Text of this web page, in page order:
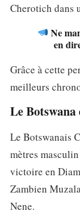
Cherotich dans
Ne
en
Grâce à cette
meilleurs
Le
Le Botswanais
mètres
victoire en
Zambien
Nene.